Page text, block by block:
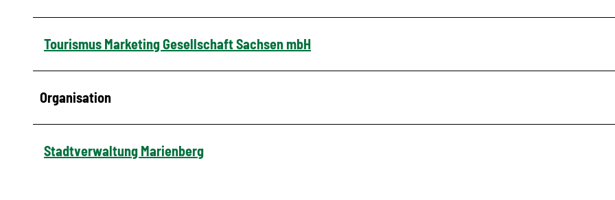
Tourismus Marketing Gesellschaft Sachsen mbH
Organisation
Stadtverwaltung Marienberg